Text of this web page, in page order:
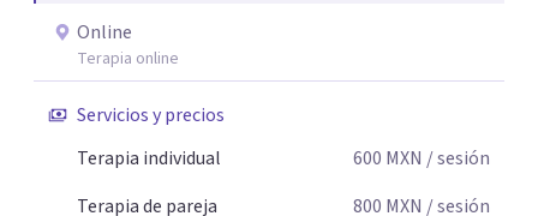
Online
Terapia online
Servicios y precios
Terapia individual
600 MXN / sesión
Terapia de pareja
800 MXN / sesión